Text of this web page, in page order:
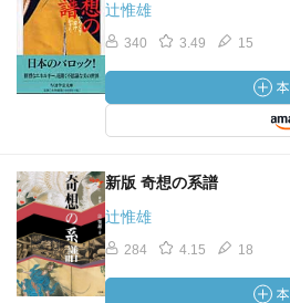
辻惟雄
340 3.49 15
新版 奇想の系譜
辻惟雄
284 4.15 18